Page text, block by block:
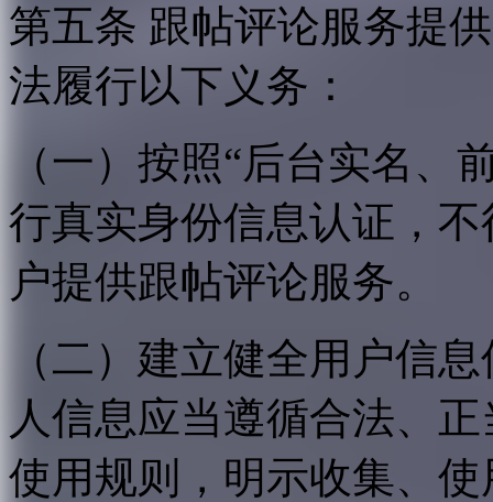
第五条 跟帖评论服务提
法履行以下义务：
（一）按照“后台实名、
行真实身份信息认证，
户提供跟帖评论服务。
（二）建立健全用户信
人信息应当遵循合法、
使用规则，明示收集、